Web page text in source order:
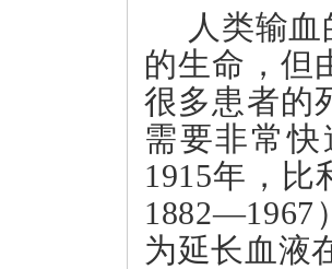
人类输
的生命，但
很多患者的
需要非常
1915年，比
1882—1967
为延长血液